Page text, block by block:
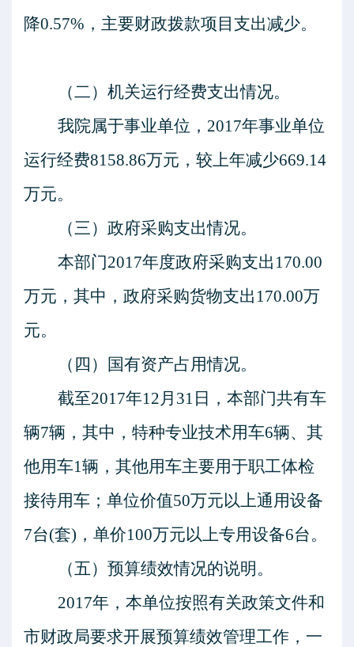
降0.57%，主要财政拨款项目支出减少。
（二）机关运行经费支出情况。
我院属于事业单位， 2017年事业单位
运行经费8158.86万元，较上年减少669.14
万元。
（三）政府采购支出情况。
本部门2017年度政府采购支出170.00
万元，其中，政府采购货物支出 170.00万
元。
（四）国有资产占用情况。
截至2017年12月 31 日，本部门共有车
辆7辆，其中，特种专业技术用车6辆、其
他用车1辆，其他用车主要用于职工体检
接待用车；单位价值50万元以上通用设备
7台(套) ，单价100万元以上专用设备6台。
（五）预算绩效情况的说明。
2017年，本单位按照有关政策文件和
市财政局要求开展预算绩效管理工作，一